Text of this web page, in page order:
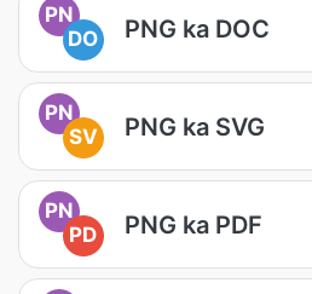
PN
DO
PNG ka DOC
PN
SV
PNG ka SVG
PN
PD
PNG ka PDF